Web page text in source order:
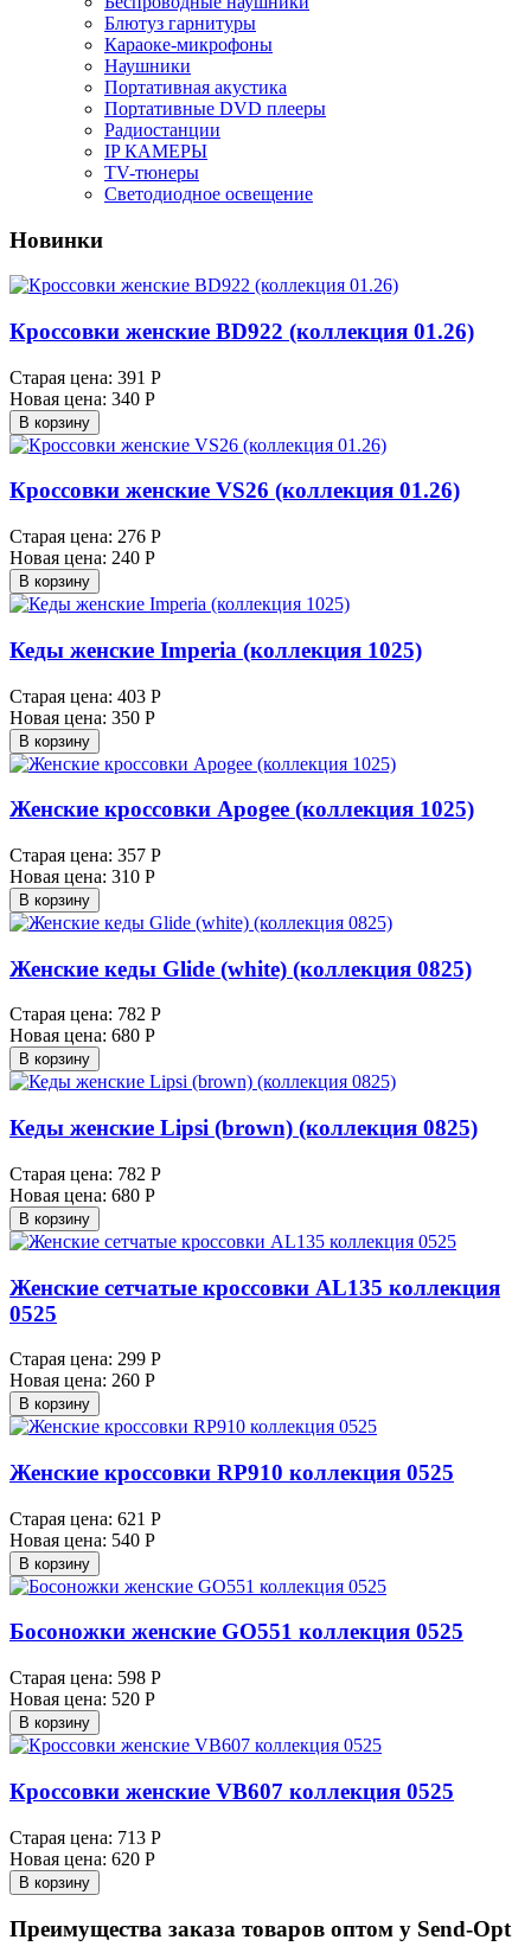
Блютуз гарнитуры
Караоке-микрофоны
Наушники
Портативная акустика
Портативные DVD плееры
Радиостанции
IP КАМЕРЫ
TV-тюнеры
Светодиодное освещение
Новинки
Кроссовки женские BD922 (коллекция 01.26)
Старая цена: 391 Р
Новая цена: 340 Р
В корзину
Кроссовки женские VS26 (коллекция 01.26)
Старая цена: 276 Р
Новая цена: 240 Р
В корзину
Кеды женские Imperia (коллекция 1025)
Старая цена: 403 Р
Новая цена: 350 Р
В корзину
Женские кроссовки Apogee (коллекция 1025)
Старая цена: 357 Р
Новая цена: 310 Р
В корзину
Женские кеды Glide (white) (коллекция 0825)
Старая цена: 782 Р
Новая цена: 680 Р
В корзину
Кеды женские Lipsi (brown) (коллекция 0825)
Старая цена: 782 Р
Новая цена: 680 Р
В корзину
Женские сетчатые кроссовки AL135 коллекция
0525
Старая цена: 299 Р
Новая цена: 260 Р
В корзину
Женские кроссовки RP910 коллекция 0525
Старая цена: 621 Р
Новая цена: 540 Р
В корзину
Босоножки женские GO551 коллекция 0525
Старая цена: 598 Р
Новая цена: 520 Р
В корзину
Кроссовки женские VB607 коллекция 0525
Старая цена: 713 Р
Новая цена: 620 Р
В корзину
Преимущества заказа товаров оптом у Send-Opt